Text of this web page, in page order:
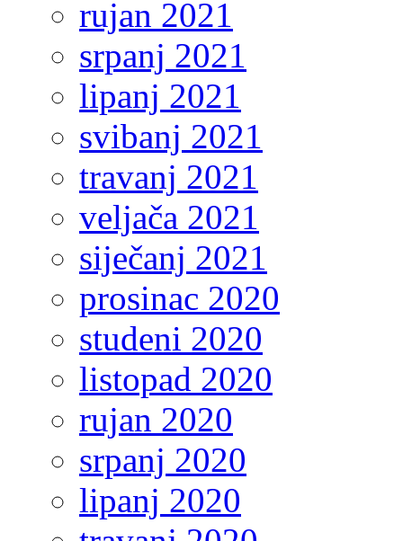
rujan 2021
srpanj 2021
lipanj 2021
svibanj 2021
travanj 2021
veljača 2021
siječanj 2021
prosinac 2020
studeni 2020
listopad 2020
rujan 2020
srpanj 2020
lipanj 2020